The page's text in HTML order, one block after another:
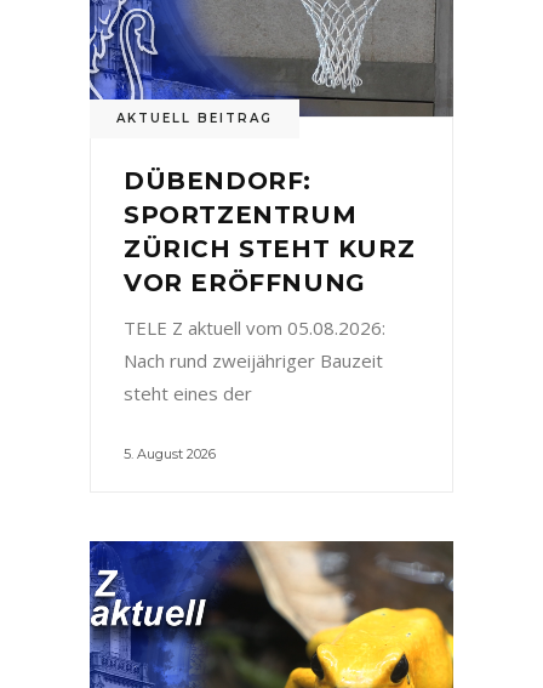
AKTUELL BEITRAG
DÜBENDORF:
SPORTZENTRUM
ZÜRICH STEHT KURZ
VOR ERÖFFNUNG
TELE Z aktuell vom 05.08.2026:
Nach rund zweijähriger Bauzeit
steht eines der
5. August 2026